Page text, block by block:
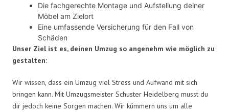
Die fachgerechte Montage und Aufstellung deiner
Möbel am Zielort
Eine umfassende Versicherung für den Fall von
Schäden
Unser Ziel ist es, deinen Umzug so angenehm wie möglich zu
gestalten:
Wir wissen, dass ein Umzug viel Stress und Aufwand mit sich
bringen kann. Mit Umzugsmeister Schuster Heidelberg musst du
dir jedoch keine Sorgen machen. Wir kümmern uns um alle